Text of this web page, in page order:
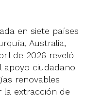
en siete países
Australia,
de 2026 reveló
ciudadano
renovables
la extracción de